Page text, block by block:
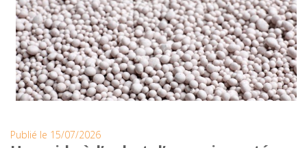
Publié le 15/07/2026